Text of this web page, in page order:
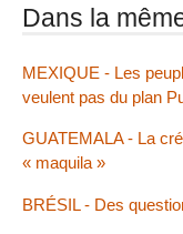
Dans la
MEXIQUE - Les
veulent pas du plan
GUATEMALA - La
« maquila »
BRÉSIL - Des